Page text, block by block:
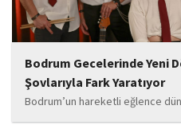
Bodrum Gecelerinde Yeni
Şovlarıyla Fark Yaratıyor
Bodrum’un hareketli eğlence
iddialı bir giriş yapan “Paradox”